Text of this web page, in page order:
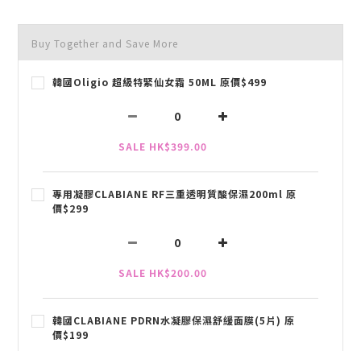
Buy Together and Save More
韓國Oligio 超級特緊仙女霜 50ML 原價$499
SALE HK$399.00
專用凝膠CLABIANE RF三重透明質酸保濕200ml 原
價$299
SALE HK$200.00
韓國CLABIANE PDRN水凝膠保濕舒緩面膜(5片) 原
價$199